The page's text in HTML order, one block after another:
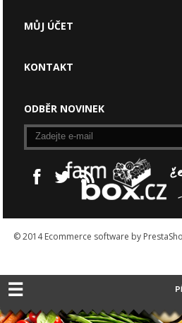
© 2014Ecommerce software by
MŮJ ÚČET
KONTAKT
ODBĚR NOVINEK
☰